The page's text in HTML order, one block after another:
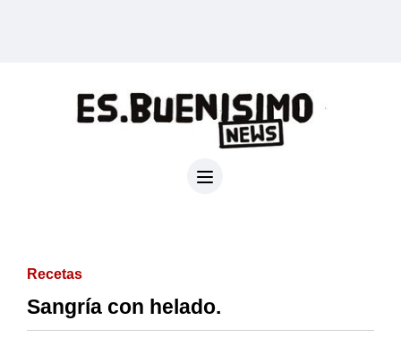
Recetas
Sangría con helado.